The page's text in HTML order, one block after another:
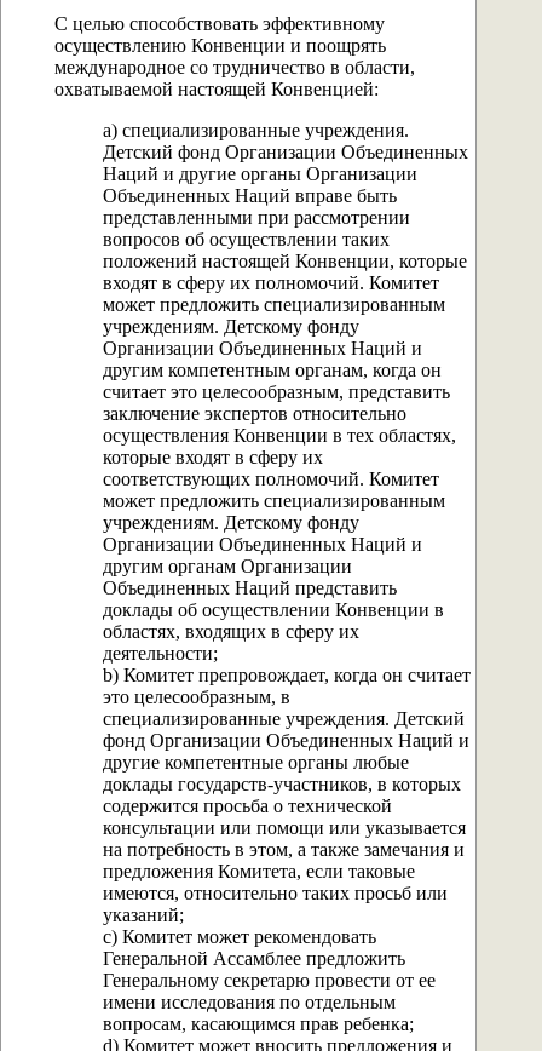
С целью способствовать эффективному
осуществлению Конвенции и поощрять
международное со трудничество в области,
охватываемой настоящей Конвенцией:
а) специализированные учреждения.
Детский фонд Организации Объединенных
Наций и другие органы Организации
Объединенных Наций вправе быть
представленными при рассмотрении
вопросов об осуществлении таких
положений настоящей Конвенции, которые
входят в сферу их полномочий. Комитет
может предложить специализированным
учреждениям. Детскому фонду
Организации Объединенных Наций и
другим компетентным органам, когда он
считает это целесообразным, представить
заключение экспертов относительно
осуществления Конвенции в тех областях,
которые входят в сферу их
соответствующих полномочий. Комитет
может предложить специализированным
учреждениям. Детскому фонду
Организации Объединенных Наций и
другим органам Организации
Объединенных Наций представить
доклады об осуществлении Конвенции в
областях, входящих в сферу их
деятельности;
b) Комитет препровождает, когда он считает
это целесообразным, в
специализированные учреждения. Детский
фонд Организации Объединенных Наций и
другие компетентные органы любые
доклады государств-участников, в которых
содержится просьба о технической
консультации или помощи или указывается
на потребность в этом, а также замечания и
предложения Комитета, если таковые
имеются, относительно таких просьб или
указаний;
с) Комитет может рекомендовать
Генеральной Ассамблее предложить
Генеральному секретарю провести от ее
имени исследования по отдельным
вопросам, касающимся прав ребенка;
d) Комитет может вносить предложения и